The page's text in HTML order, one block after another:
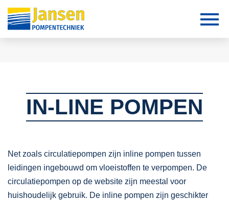
IN-LINE POMPEN
Net zoals circulatiepompen zijn inline pompen tussen
leidingen ingebouwd om vloeistoffen te verpompen. De
circulatiepompen op de website zijn meestal voor
huishoudelijk gebruik. De inline pompen zijn geschikter